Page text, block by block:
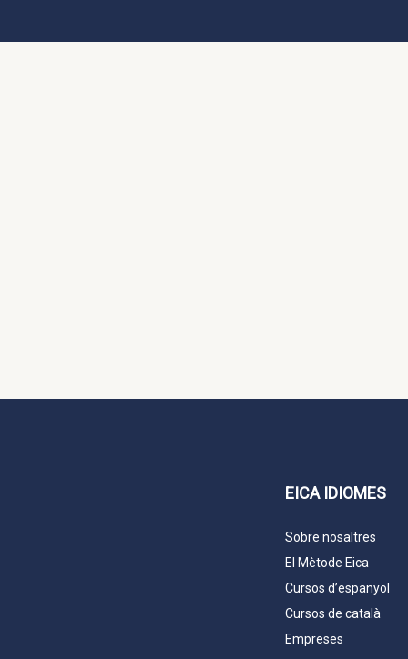
EICA IDIOMES
Sobre nosaltres
El Mètode Eica
Cursos d’espanyol
Cursos de català
Empreses